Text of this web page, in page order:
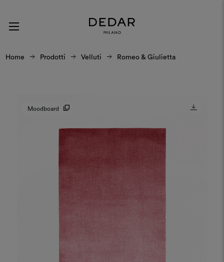
Home Prodotti Velluti Romeo & Giulietta
Moodboard